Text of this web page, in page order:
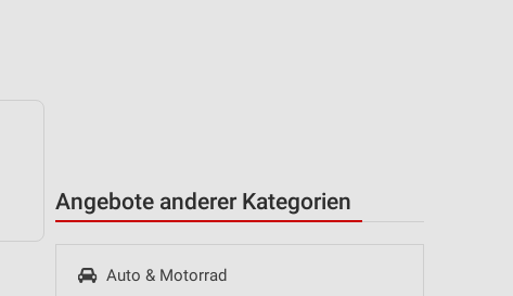
Angebote anderer Kategorien
Auto & Motorrad